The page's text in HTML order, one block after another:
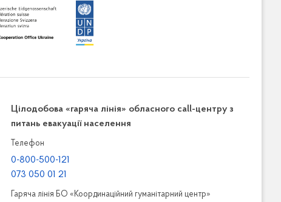
Цілодобова «гаряча лінія» обласного call-центру з
питань евакуації населення
Телефон
0-800-500-121
073 050 01 21
Гаряча лінія БО «Координаційний гуманітарний центр»